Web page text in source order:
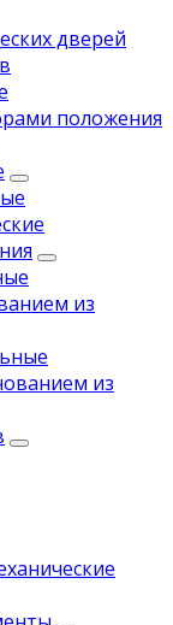
дверей
положения
из
из